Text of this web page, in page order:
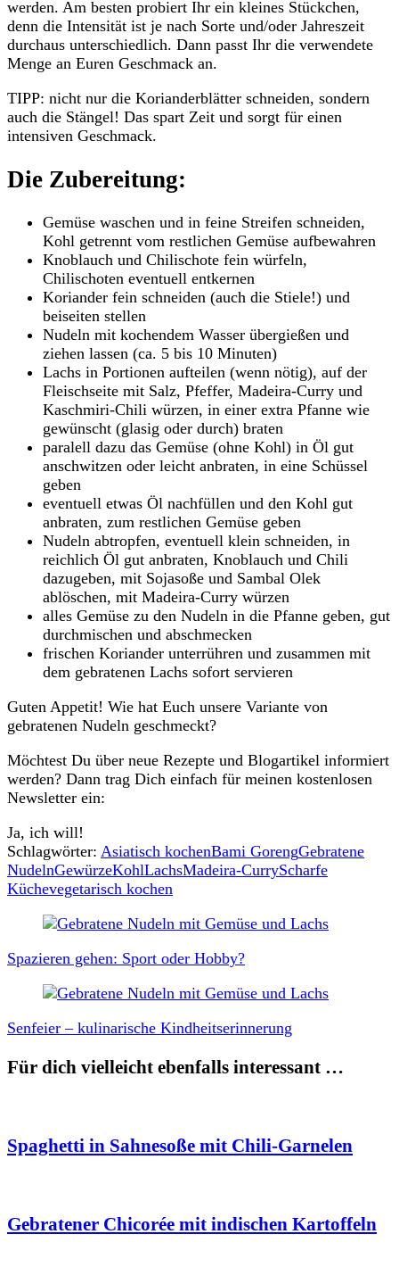
werden. Am besten probiert Ihr ein kleines Stückchen,
denn die Intensität ist je nach Sorte und/oder Jahreszeit
durchaus unterschiedlich. Dann passt Ihr die verwendete
Menge an Euren Geschmack an.
TIPP: nicht nur die Korianderblätter schneiden, sondern
auch die Stängel! Das spart Zeit und sorgt für einen
intensiven Geschmack.
Die Zubereitung:
Gemüse waschen und in feine Streifen schneiden,
Kohl getrennt vom restlichen Gemüse aufbewahren
Knoblauch und Chilischote fein würfeln,
Chilischoten eventuell entkernen
Koriander fein schneiden (auch die Stiele!) und
beiseiten stellen
Nudeln mit kochendem Wasser übergießen und
ziehen lassen (ca. 5 bis 10 Minuten)
Lachs in Portionen aufteilen (wenn nötig), auf der
Fleischseite mit Salz, Pfeffer, Madeira-Curry und
Kaschmiri-Chili würzen, in einer extra Pfanne wie
gewünscht (glasig oder durch) braten
paralell dazu das Gemüse (ohne Kohl) in Öl gut
anschwitzen oder leicht anbraten, in eine Schüssel
geben
eventuell etwas Öl nachfüllen und den Kohl gut
anbraten, zum restlichen Gemüse geben
Nudeln abtropfen, eventuell klein schneiden, in
reichlich Öl gut anbraten, Knoblauch und Chili
dazugeben, mit Sojasoße und Sambal Olek
ablöschen, mit Madeira-Curry würzen
alles Gemüse zu den Nudeln in die Pfanne geben, gut
durchmischen und abschmecken
frischen Koriander unterrühren und zusammen mit
dem gebratenen Lachs sofort servieren
Guten Appetit! Wie hat Euch unsere Variante von
gebratenen Nudeln geschmeckt?
Möchtest Du über neue Rezepte und Blogartikel informiert
werden? Dann trag Dich einfach für meinen kostenlosen
Newsletter ein:
Ja, ich will!
Schlagwörter: Asiatisch kochenBami GorengGebratene
NudelnGewürzeKohlLachsMadeira-CurryScharfe
Küchevegetarisch kochen
Beitragsnavigation
Spazieren gehen: Sport oder Hobby?
Senfeier – kulinarische Kindheitserinnerung
Für dich vielleicht ebenfalls interessant …
Spaghetti in Sahnesoße mit Chili-Garnelen
Gebratener Chicorée mit indischen Kartoffeln